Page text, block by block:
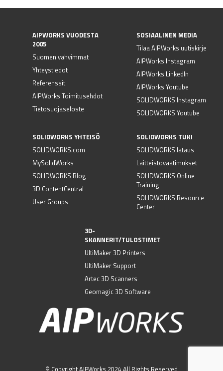
AIPWORKS VUODESTA
2005
Suomen vahvimmat
Yhteystiedot
Referenssit
AIPWorks Toimitusehdot
Tietosuojaseloste
SOSIAALINEN MEDIA
Tilaa AIPWorks uutiskirje
AIPWorks Instagram
AIPWorks LinkedIn
AIPWorks Youtube
SOLIDWORKS Instagram
SOLIDWORKS Youtube
SOLIDWORKS YHTEISÖ
SOLIDWORKS.com
MySolidWorks
SOLIDWORKS Blog
3D ContentCentral
User Groups
SOLIDWORKS TUKI
SOLIDWORKS lataus
Laitteistovaatimukset
SOLIDWORKS Online
Training
SOLIDWORKS Resource
Center
3D-
SKANNERIT/TULOSTIMET
UltiMaker 3D Printers
UltiMaker Support
Artec 3D Scanners
Geomagic 3D Software